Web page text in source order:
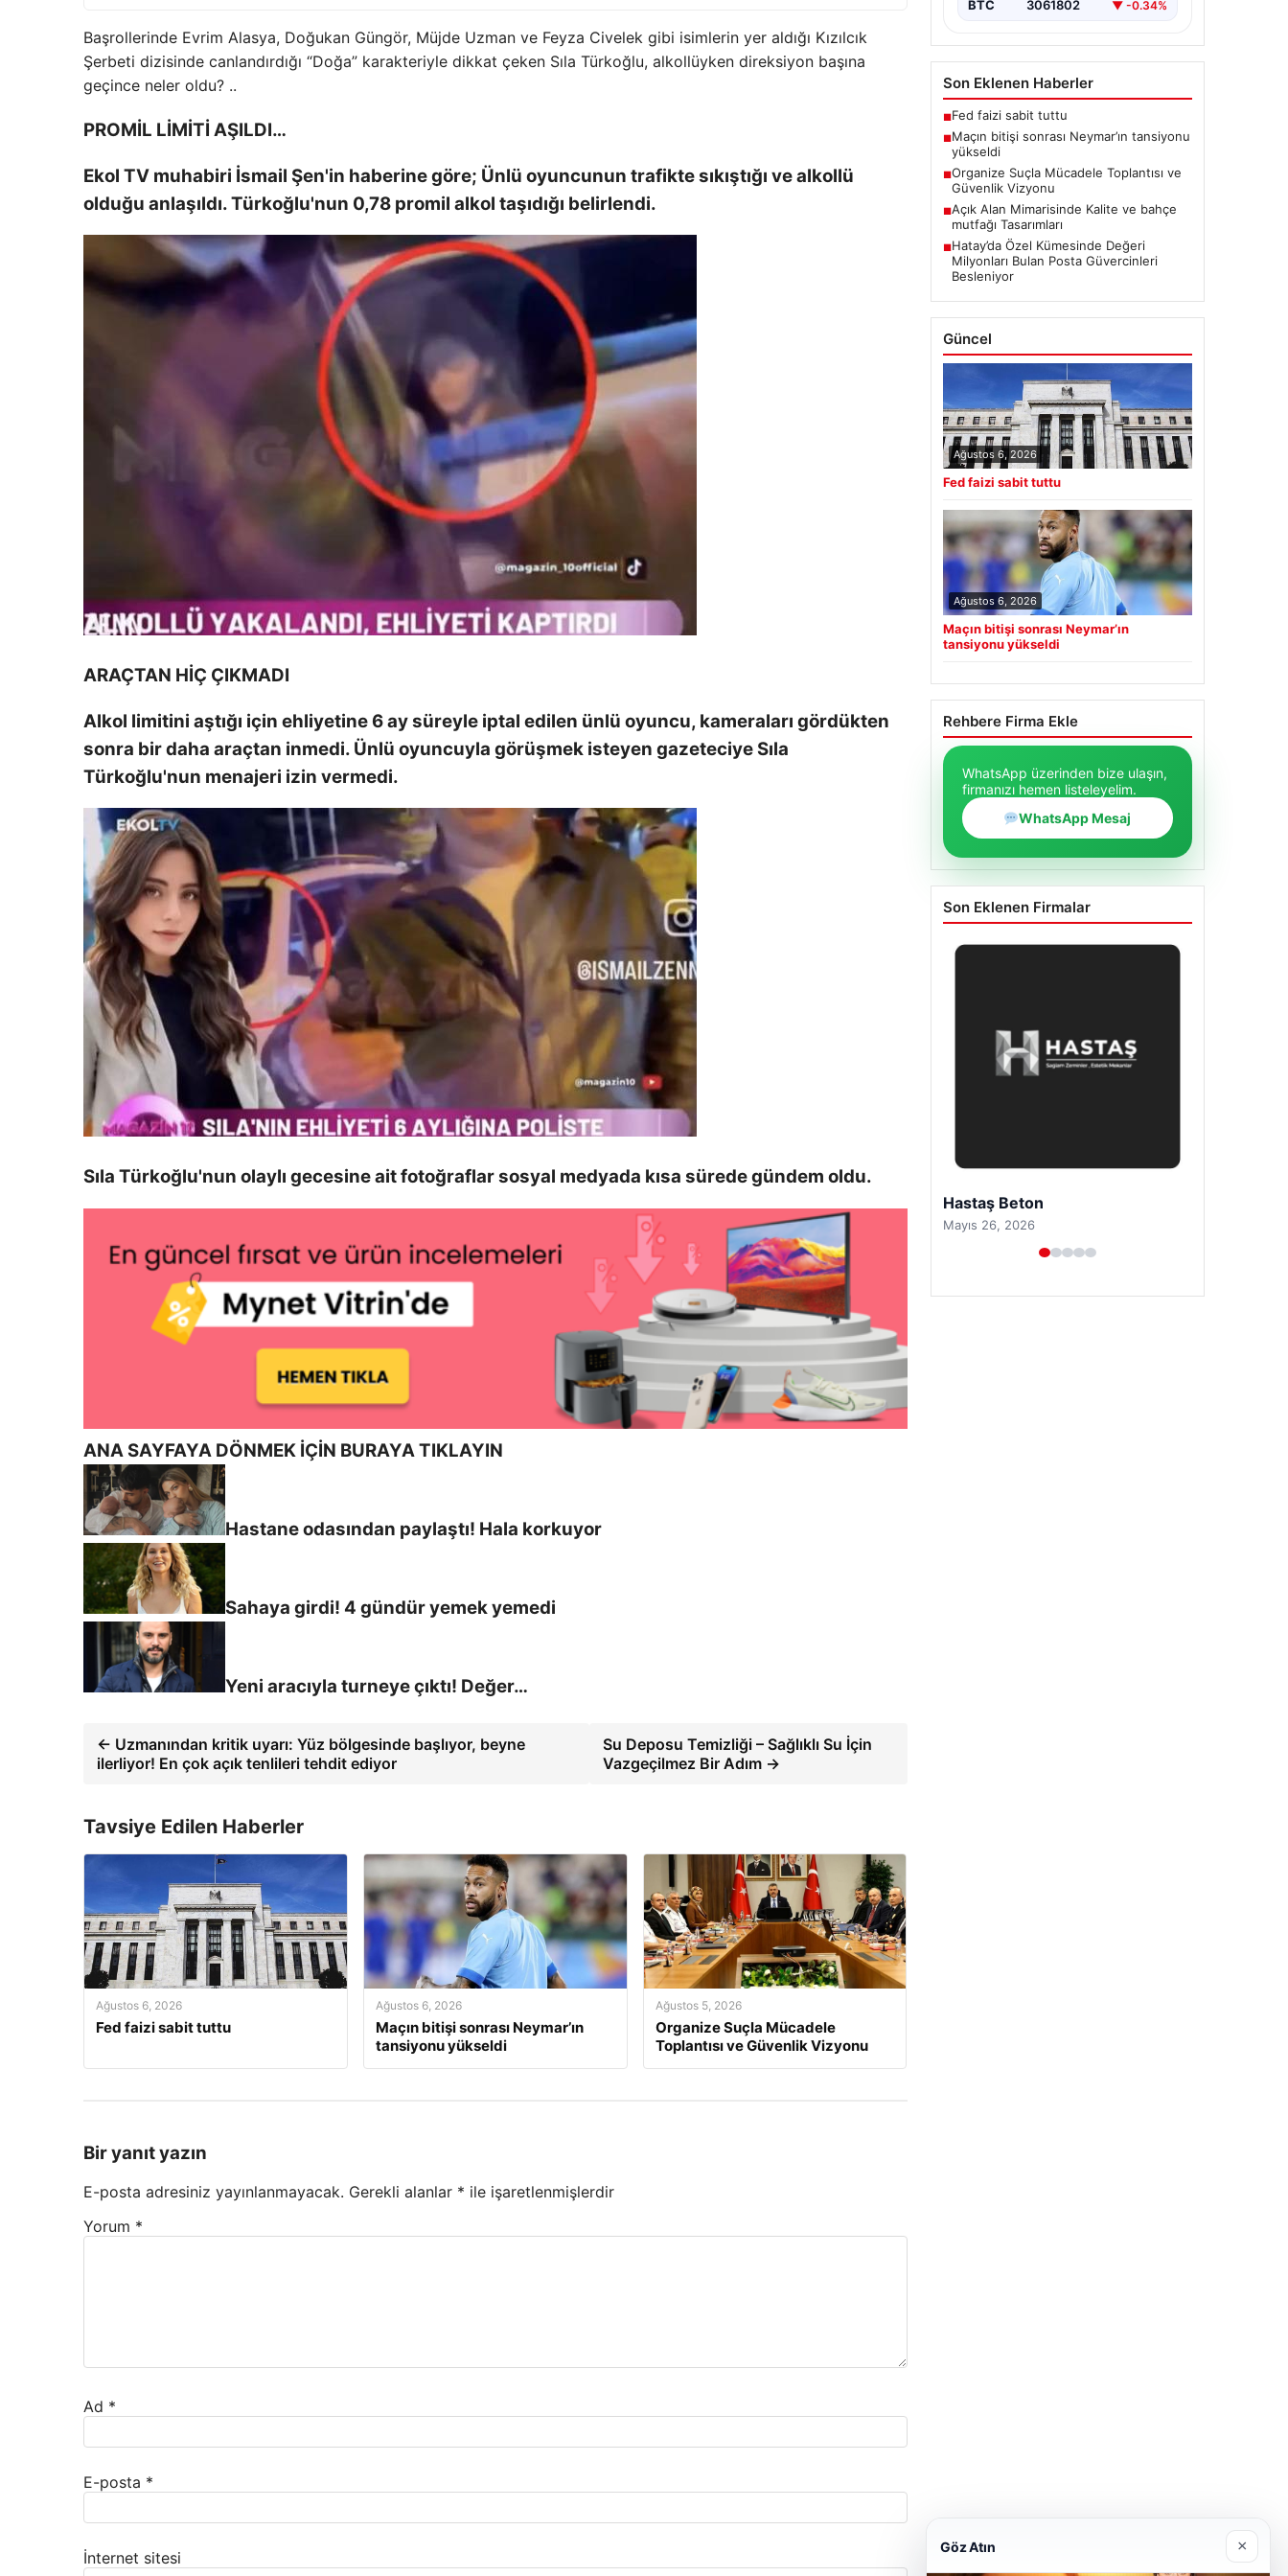
Başrollerinde Evrim Alasya, Doğukan Güngör, Müjde Uzman ve Feyza Civelek gibi isimlerin yer aldığı Kızılcık
Şerbeti dizisinde canlandırdığı “Doğa” karakteriyle dikkat çeken Sıla Türkoğlu, alkollüyken direksiyon başına
geçince neler oldu? ..
PROMİL LİMİTİ AŞILDI…
Ekol TV muhabiri İsmail Şen'in haberine göre; Ünlü oyuncunun trafikte sıkıştığı ve alkollü
olduğu anlaşıldı. Türkoğlu'nun 0,78 promil alkol taşıdığı belirlendi.
ARAÇTAN HİÇ ÇIKMADI
Alkol limitini aştığı için ehliyetine 6 ay süreyle iptal edilen ünlü oyuncu, kameraları gördükten
sonra bir daha araçtan inmedi. Ünlü oyuncuyla görüşmek isteyen gazeteciye Sıla
Türkoğlu'nun menajeri izin vermedi.
Sıla Türkoğlu'nun olaylı gecesine ait fotoğraflar sosyal medyada kısa sürede gündem oldu.
ANA SAYFAYA DÖNMEK İÇİN BURAYA TIKLAYIN
Hastane odasından paylaştı! Hala korkuyor
Sahaya girdi! 4 gündür yemek yemedi
Yeni aracıyla turneye çıktı! Değer…
← Uzmanından kritik uyarı: Yüz bölgesinde başlıyor, beyne
ilerliyor! En çok açık tenlileri tehdit ediyor
Su Deposu Temizliği – Sağlıklı Su İçin
Vazgeçilmez Bir Adım →
Tavsiye Edilen Haberler
Ağustos 6, 2026
Fed faizi sabit tuttu
Ağustos 6, 2026
Maçın bitişi sonrası Neymar’ın
tansiyonu yükseldi
Ağustos 5, 2026
Organize Suçla Mücadele
Toplantısı ve Güvenlik Vizyonu
Bir yanıt yazın
E-posta adresiniz yayınlanmayacak. Gerekli alanlar * ile işaretlenmişlerdir
Yorum *
Ad *
E-posta *
İnternet sitesi
BTC 3061802 ▼ -0.34%
Son Eklenen Haberler
■Fed faizi sabit tuttu
■Maçın bitişi sonrası Neymar’ın tansiyonu
yükseldi
■Organize Suçla Mücadele Toplantısı ve
Güvenlik Vizyonu
■Açık Alan Mimarisinde Kalite ve bahçe
mutfağı Tasarımları
■Hatay’da Özel Kümesinde Değeri
Milyonları Bulan Posta Güvercinleri
Besleniyor
Güncel
Ağustos 6, 2026
Fed faizi sabit tuttu
Ağustos 6, 2026
Maçın bitişi sonrası Neymar’ın
tansiyonu yükseldi
Rehbere Firma Ekle
WhatsApp üzerinden bize ulaşın,
firmanızı hemen listeleyelim.
WhatsApp Mesaj
Son Eklenen Firmalar
Enes Kaplan Avukatlık Bürosu
Nisan 28, 2026
Göz Atın ×